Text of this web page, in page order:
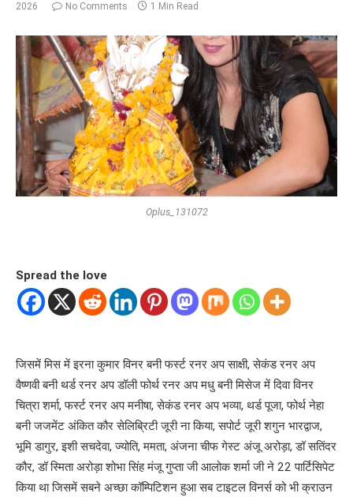
2026
No Comments 1 Min Read
Oplus_131072
Spread the love
जिसमें मिस में इरना कुमार विनर बनी फर्स्ट रनर अप साक्षी, सेकंड रनर अप
वैष्णवी बनी थर्ड रनर अप डॉली फोर्थ रनर अप मधु बनी मिसेज में दिवा विनर
चित्रा शर्मा, फर्स्ट रनर अप मनीषा, सेकंड रनर अप भव्या, थर्ड पूजा, फोर्थ नेहा
बनी जजमेंट अंकित कौर सेलिब्रिटी जूरी ना किया, सपोर्ट जूरी शगुन भारद्वाज,
भूमि डागुर, इशी सचदेवा, ज्योति, ममता, अंजना चीफ गेस्ट अंजू अरोड़ा, डॉ सतिंदर
कौर, डॉ स्मिता अरोड़ा शोभा सिंह मंजू गुप्ता जी आलोक शर्मा जी ने 22 पार्टिसिपेट
किया था जिसमें सबने अच्छा कॉम्पिटिशन हुआ सब टाइटल विनर्स को भी क्राउन